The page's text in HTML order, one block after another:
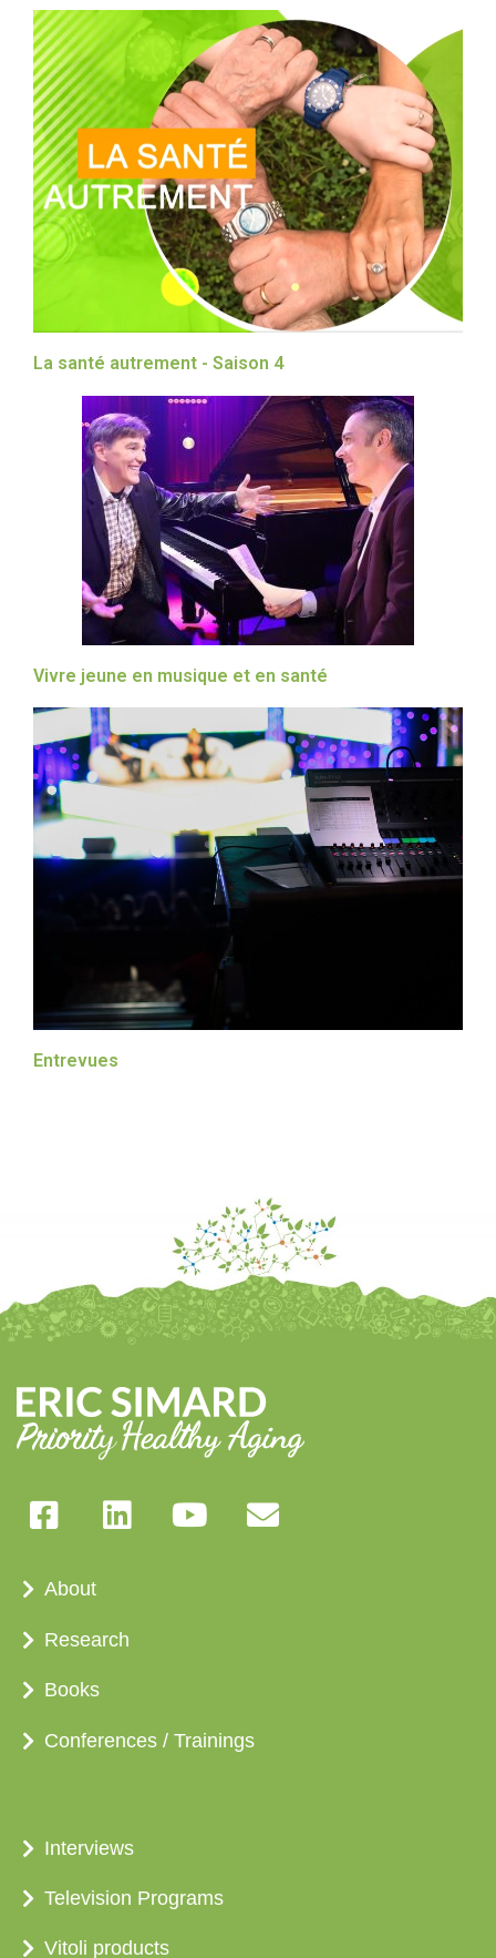
La santé autrement - Saison 4
Vivre jeune en musique et en santé
Entrevues
About
Research
Books
Conferences / Trainings
Interviews
Television Programs
Vitoli products